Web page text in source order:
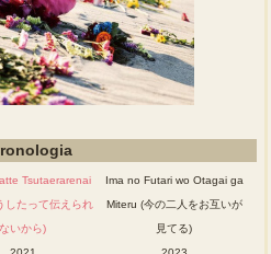
Tsutaerarenai
したって伝えられ
ないから)
Ima no Futari wo Otagai ga
Miteru (今の二人をお互いが
見てる)